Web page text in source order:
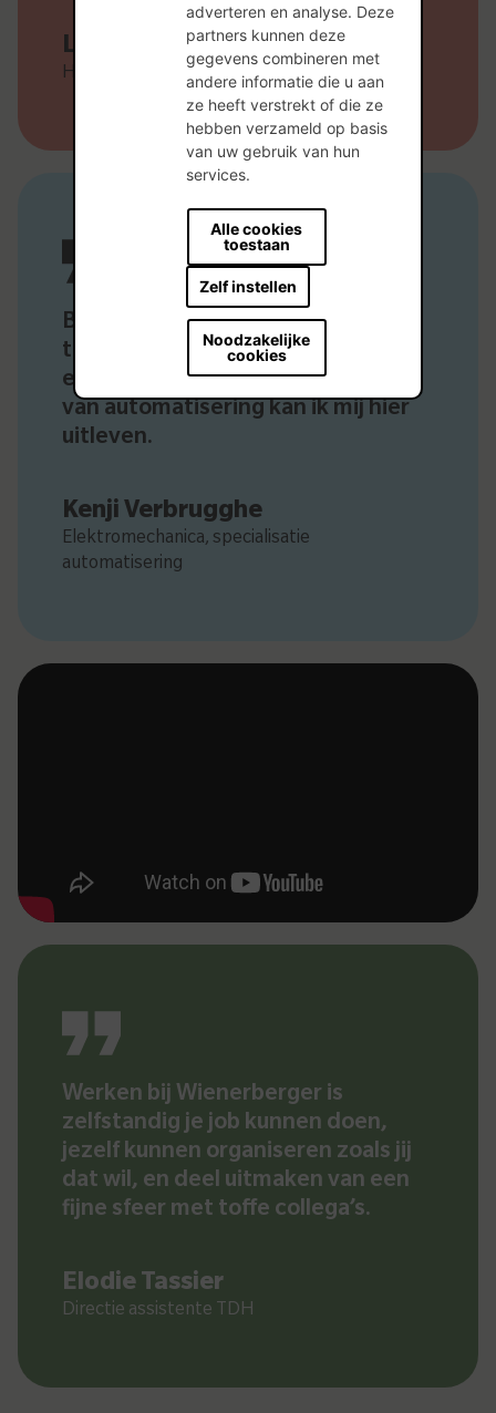
adverteren en analyse. Deze
partners kunnen deze
gegevens combineren met
andere informatie die u aan
ze heeft verstrekt of die ze
hebben verzameld op basis
van uw gebruik van hun
services.
Alle cookies
toestaan
Zelf instellen
Noodzakelijke
cookies
Laurent Vanwymelbeke
Heftruckbestuurder
Bij wienerberger komen alle
technieken aan bod. Zowel
elektrisch, mechanisch als op vlak
van automatisering kan ik mij hier
uitleven.
Kenji Verbrugghe
Elektromechanica, specialisatie
automatisering
Werken bij Wienerberger is
zelfstandig je job kunnen doen,
jezelf kunnen organiseren zoals jij
dat wil, en deel uitmaken van een
fijne sfeer met toffe collega’s.
Elodie Tassier
Directie assistente TDH